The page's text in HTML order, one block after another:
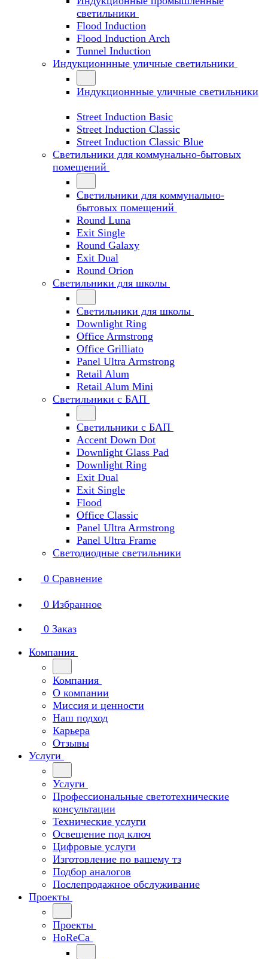
светильники
Flood Induction
Flood Induction Arch
Tunnel Induction
Индукционнные уличные светильники
Индукционнные уличные светильники
Street Induction Basic
Street Induction Classic
Street Induction Classic Blue
Светильники для коммунально-бытовых
помещений
Светильники для коммунально-
бытовых помещений
Round Luna
Exit Single
Round Galaxy
Exit Dual
Round Orion
Светильники для школы
Светильники для школы
Downlight Ring
Office Armstrong
Office Grilliato
Panel Ultra Armstrong
Retail Alum
Retail Alum Mini
Светильники с БАП
Светильники с БАП
Accent Down Dot
Downlight Glass Pad
Downlight Ring
Exit Dual
Exit Single
Flood
Office Classic
Panel Ultra Armstrong
Panel Ultra Frame
Светодиодные светильники
0 Сравнение
0 Избранное
0 Заказ
Компания
Компания
О компании
Миссия и ценности
Наш подход
Карьера
Отзывы
Услуги
Услуги
Профессиональные светотехнические
консультации
Технические услуги
Освещение под ключ
Цифровые услуги
Изготовление по вашему тз
Подбор аналогов
Послепродажное обслуживание
Проекты
Проекты
HoReCa